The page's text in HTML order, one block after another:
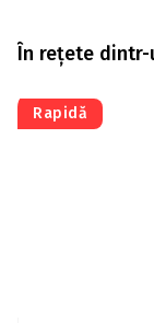
În rețete dintr-
Rapidă